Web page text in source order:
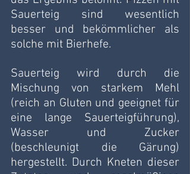
Sauerteig sind wesentlich
besser und bekömmlicher als
solche mit Bierhefe.
Sauerteig wird durch die
Mischung von starkem Mehl
(reich an Gluten und geeignet für
eine lange Sauerteigführung),
Wasser und Zucker
(beschleunigt die Gärung)
hergestellt. Durch Kneten dieser